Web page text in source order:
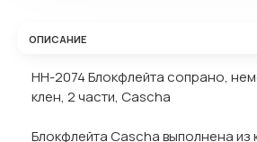
ОПИСАНИЕ
HH-2074 Блокфлейта сопрано,
клен, 2 части, Cascha
Блокфлейта Cascha выполнена из